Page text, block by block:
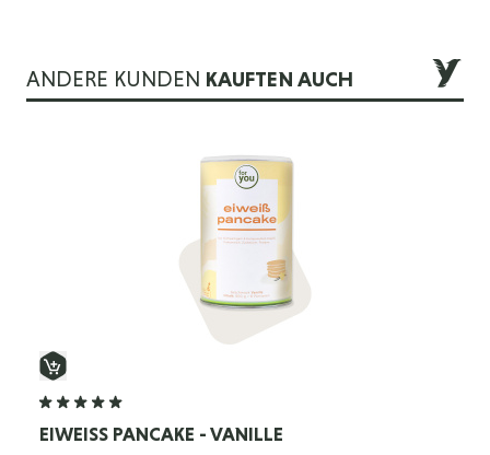
ANDERE KUNDEN KAUFTEN AUCH
EIWEISS PANCAKE - VANILLE